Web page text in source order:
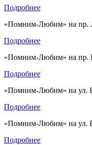
Подробнее
«Помним-Любим» на пр.
Подробнее
«Помним-Любим» на пр.
Подробнее
«Помним-Любим» на ул.
Подробнее
«Помним-Любим» на ул.
Подробнее